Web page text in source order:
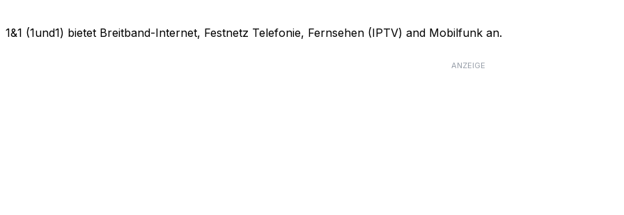
1&1 (1und1) bietet Breitband-Internet, Festnetz Telefonie, Fernsehen (IPTV) and Mobilfunk an.
ANZEIGE